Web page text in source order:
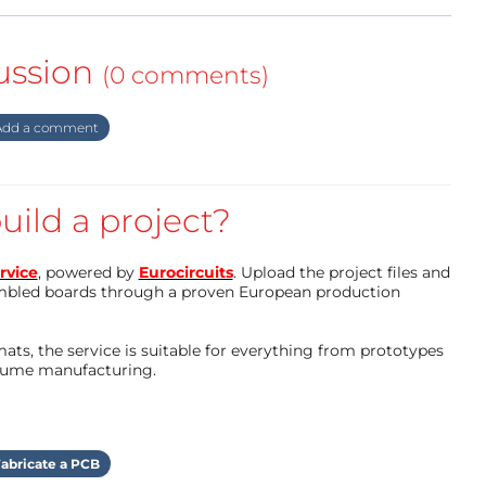
of één PCA9555 is op aangesloten.
de RPI model B.
GnuPi
GNUBLIN module-ADC.
ADC
i2cgpio-24v-interface-card.13425.html
(0 comments)
a comment
a project?
, powered by Eurocircuits. Upload the project files and
boards through a proven European production
the service is suitable for everything from prototypes
manufacturing.
a PCB